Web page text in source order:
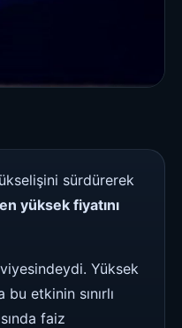
sürdürerek
yüksek fiyatını
Yüksek
etkinin sınırlı
faiz